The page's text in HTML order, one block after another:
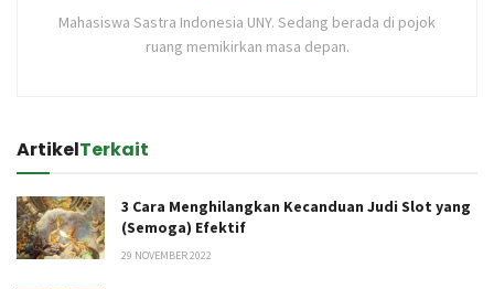
Mahasiswa Sastra Indonesia UNY. Sedang berada di pojok
ruang memikirkan masa depan.
ArtikelTerkait
3 Cara Menghilangkan Kecanduan Judi Slot yang
(Semoga) Efektif
29 NOVEMBER 2022